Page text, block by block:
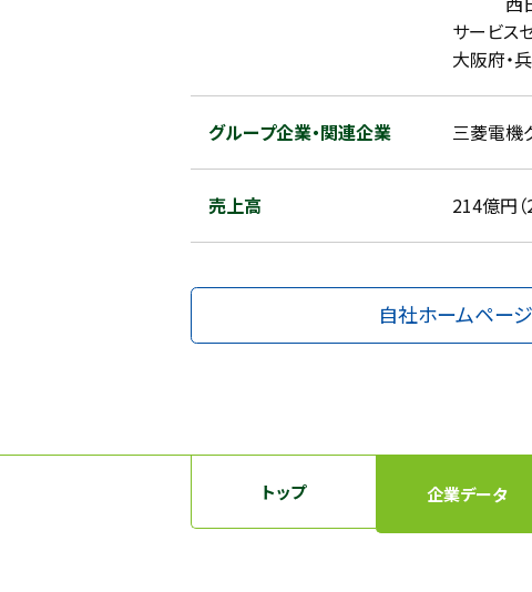
サービス
大阪府・
グループ企業・関連企業 三菱電機
売上高 214億円
自社ホームページ
トップ 企業データ